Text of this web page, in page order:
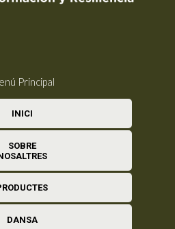
Principal
INICI
SOBRE
DANSA